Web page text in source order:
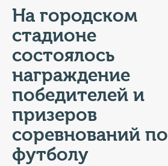
ТУРИСТАМ
КОНТАКТЫ
ГЕРОИ Z
КАТАЛОГ УСЛУГ
СЛУЖБА ПО КОНТРАКТУ
На городском
стадионе
состоялось
награждение
победителей и
призеров
соревнований по
футболу